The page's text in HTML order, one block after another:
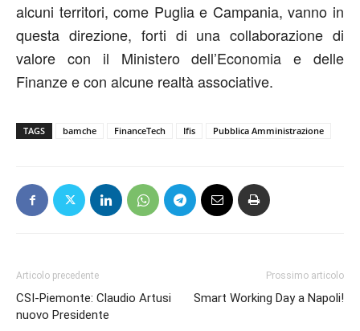
alcuni territori, come Puglia e Campania, vanno in
questa direzione, forti di una collaborazione di
valore con il Ministero dell’Economia e delle
Finanze e con alcune realtà associative.
TAGS bamche FinanceTech Ifis Pubblica Amministrazione
Articolo precedente
CSI-Piemonte: Claudio Artusi
nuovo Presidente
Prossimo articolo
Smart Working Day a Napoli!